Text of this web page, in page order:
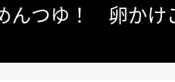
んつゆ！　卵かけ